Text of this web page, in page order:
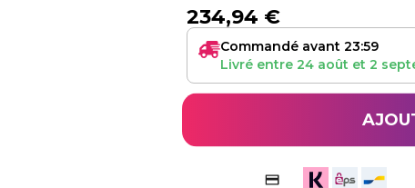
234,94 €
Commandé avant 23:59
Livré entre 24 août et 2